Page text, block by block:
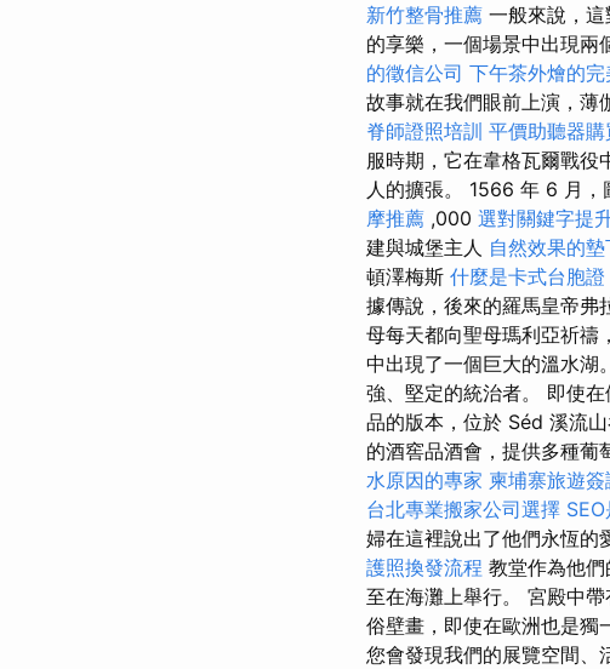
新竹整骨推薦 一般來說，
的享樂，一個場景中出現兩
的徵信公司 下午茶外燴的
故事就在我們眼前上演，薄
脊師證照培訓 平價助聽器購
服時期，它在韋格瓦爾戰
人的擴張。 1566 年 6 月
摩推薦 ,000 選對關鍵字提
建與城堡主人 自然效果的
頓澤梅斯 什麼是卡式台胞證
據傳說，後來的羅馬皇帝弗
母每天都向聖母瑪利亞祈禱
中出現了一個巨大的溫水湖
強、堅定的統治者。 即使
品的版本，位於 Séd 溪流
的酒窖品酒會，提供多種
水原因的專家 柬埔寨旅遊簽
台北專業搬家公司選擇
婦在這裡說出了他們永恆的
護照換發流程 教堂作為他們
至在海灘上舉行。 宮殿中
俗壁畫，即使在歐洲也是獨
您會發現我們的展覽空間、